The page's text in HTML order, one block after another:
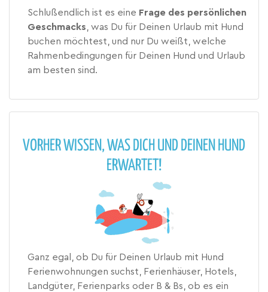
Schlußendlich ist es eine Frage des persönlichen
Geschmacks, was Du für Deinen Urlaub mit Hund
buchen möchtest, und nur Du weißt, welche
Rahmenbedingungen für Deinen Hund und Urlaub
am besten sind.
VORHER WISSEN, WAS DICH UND DEINEN HUND
ERWARTET!
Ganz egal, ob Du für Deinen Urlaub mit Hund
Ferienwohnungen suchst, Ferienhäuser, Hotels,
Landgüter, Ferienparks oder B & Bs, ob es ein